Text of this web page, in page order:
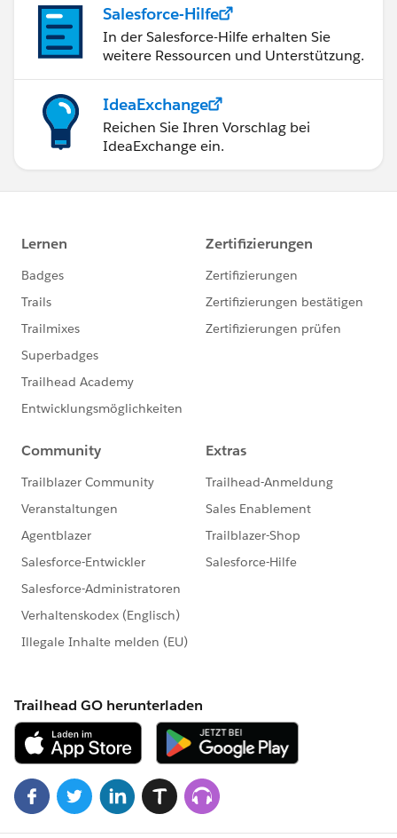
Salesforce-Hilfe
In der Salesforce-Hilfe erhalten Sie
weitere Ressourcen und Unterstützung.
IdeaExchange
Reichen Sie Ihren Vorschlag bei
IdeaExchange ein.